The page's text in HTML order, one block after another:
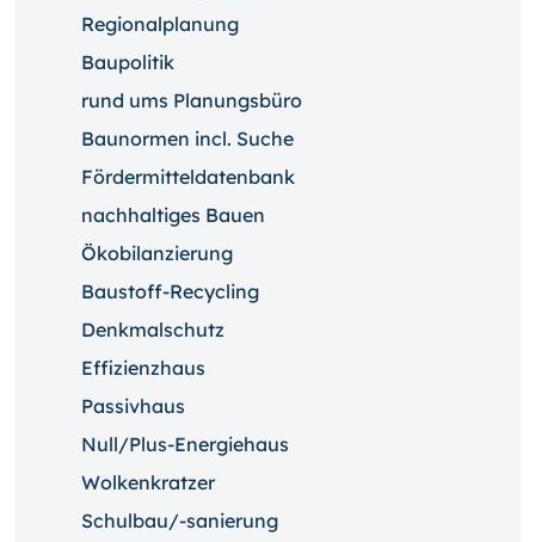
Regionalplanung
Baupolitik
rund ums Planungsbüro
Baunormen incl. Suche
Fördermitteldatenbank
nachhaltiges Bauen
Ökobilanzierung
Baustoff-Recycling
Denkmalschutz
Effizienzhaus
Passivhaus
Null/Plus-Energiehaus
Wolkenkratzer
Schulbau/-sanierung